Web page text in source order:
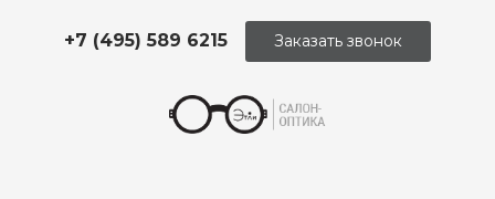
+7 (495) 589 6215 Заказать звонок